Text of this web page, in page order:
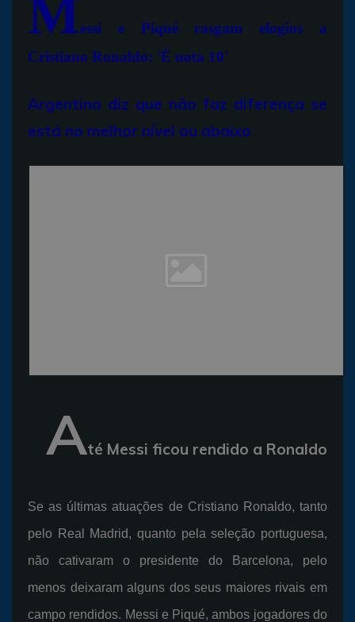
Messi e Piqué rasgam elogios a
Cristiano Ronaldo: 'É nota 10'
Argentino diz que não faz diferença se
está no melhor nível ou abaixo
Até Messi ficou rendido a Ronaldo
Se as últimas atuações de Cristiano Ronaldo, tanto
pelo Real Madrid, quanto pela seleção portuguesa,
não cativaram o presidente do Barcelona, pelo
menos deixaram alguns dos seus maiores rivais em
campo rendidos. Messi e Piqué, ambos jogadores do